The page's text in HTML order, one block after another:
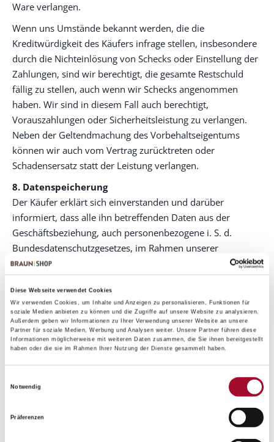
Diese Webseite verwendet Cookies
Wir verwenden Cookies, um Inhalte und Anzeigen zu personalisieren, Funktionen für
soziale Medien anbieten zu können und die Zugriffe auf unsere Website zu analysieren.
Außerdem geben wir Informationen zu Ihrer Verwendung unserer Website an unsere
Partner für soziale Medien, Werbung und Analysen weiter. Unsere Partner führen diese
Informationen möglicherweise mit weiteren Daten zusammen, die Sie ihnen bereitgestellt
haben oder die sie im Rahmen Ihrer Nutzung der Dienste gesammelt haben.
Notwendig
Präferenzen
Ware verlangen.
Wenn uns Umstände bekannt werden, die die
Kreditwürdigkeit des Käufers infrage stellen, insbesondere
durch die Nichteinlösung von Schecks oder Einstellung der
Zahlungen, sind wir berechtigt, die gesamte Restschuld
fällig zu stellen, auch wenn wir Schecks angenommen
haben. Wir sind in diesem Fall auch berechtigt,
Vorauszahlungen oder Sicherheitsleistung zu verlangen.
Neben der Geltendmachung des Vorbehaltseigentums
können wir auch vom Vertrag zurücktreten oder
Schadensersatz statt der Leistung verlangen.
8. Datenspeicherung
Der Käufer erklärt sich einverstanden und darüber
informiert, dass alle ihn betreffenden Daten aus der
Geschäftsbeziehung, auch personenbezogene i. S. d.
Bundesdatenschutzgesetzes, im Rahmen unserer
elektronischen Datenverarbeitung gespeichert und
ausschließlich an beauftragte Dienstleister im Rahmen der
Auftragsbearbeitung weitergegeben werden.
9. Erfüllungsort, Gerichtsstand, Teilunwirksamkeit
Erfüllungsort für unsere Leistungen ist Hannover, für
Zahlungen Hannover. Gerichtsstand ist Hannover. Für
Gemäß Branntwein-VO dürfen Aromen nicht zu
Trinkzwecken oder zur Herstellung alkoholischer Getränke
verwendet werden. Eine zweckwidrige Verwendung führt